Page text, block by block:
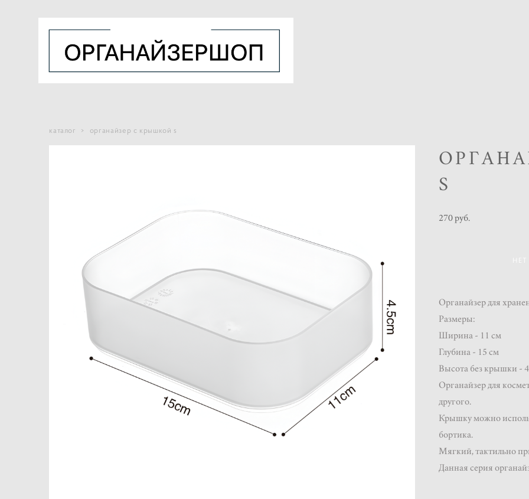
каталог > органайзер с крышкой s
S
270 pуб.
Органайзер для
Размеры:
Ширина - 11 см
Глубина - 15 см
Высота без крышки -
Органайзер для
другого.
Крышку можно
бортика.
Мягкий, тактильно
Данная серия